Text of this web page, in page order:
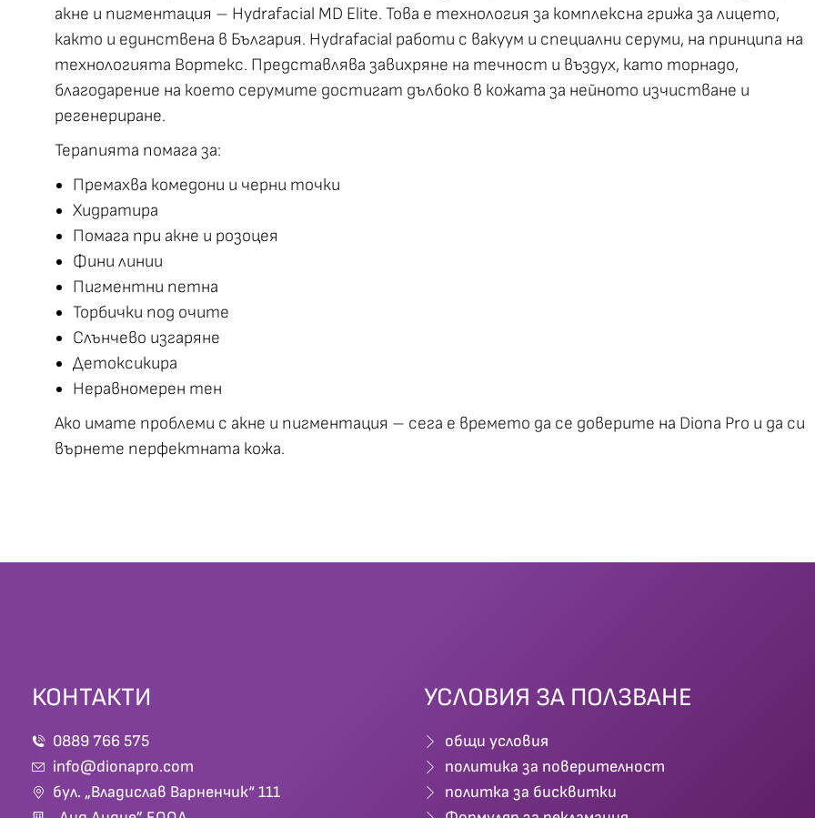
акне и пигментация – Hydrafacial MD Elite. Това е технология за комплексна грижа за лицето,
както и единствена в България. Hydrafacial работи с вакуум и специални серуми, на принципа на
технологията Вортекс. Представлява завихряне на течност и въздух, като торнадо,
благодарение на което серумите достигат дълбоко в кожата за нейното изчистване и
регенериране.
Терапията помага за:
Премахва комедони и черни точки
Хидратира
Помага при акне и розоцея
Фини линии
Пигментни петна
Торбички под очите
Слънчево изгаряне
Детоксикира
Неравномерен тен
Ако имате проблеми с акне и пигментация – сега е времето да се доверите на Diona Pro и да си
върнете перфектната кожа.
КОНТАКТИ
0889 766 575
info@dionapro.com
бул. „Владислав Варненчик“ 111
УСЛОВИЯ ЗА ПОЛЗВАНЕ
общи условия
политика за поверителност
политка за бисквитки